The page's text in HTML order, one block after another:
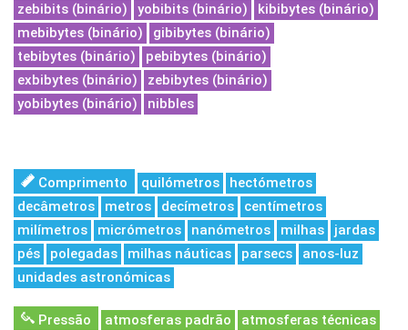
zebibits (binário)
yobibits (binário)
kibibytes (binário)
mebibytes (binário)
gibibytes (binário)
tebibytes (binário)
pebibytes (binário)
exbibytes (binário)
zebibytes (binário)
yobibytes (binário)
nibbles
Comprimento quilómetros
hectómetros
decâmetros
metros decímetros
centímetros
milímetros
micrómetros nanómetros milhas
jardas
pés
polegadas milhas náuticas parsecs
anos-luz
unidades astronómicas
Pressão atmosferas padrão
atmosferas técnicas